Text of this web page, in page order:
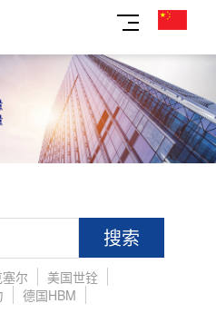
搜索
尔
美国世铨
德国HBM